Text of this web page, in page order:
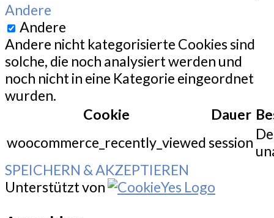
Andere
Andere
Andere nicht kategorisierte Cookies sind
solche, die noch analysiert werden und
noch nicht in eine Kategorie eingeordnet
wurden.
Cookie
Dauer
woocommerce_recently_viewed session
SPEICHERN & AKZEPTIEREN
Unterstützt von